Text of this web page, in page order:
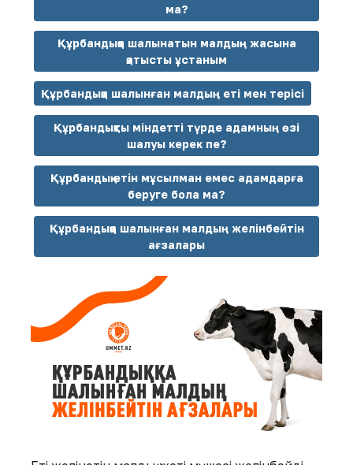
ма?
Құрбандыққа шалынатын малдың жасына
қатысты ұстаным
Құрбандыққа шалынған малдың еті мен терісі
Құрбандықты міндетті түрде адамның өзі
шалуы керек пе?
Құрбандық етін мұсылман емес адамдарға
беруге бола ма?
Құрбандыққа шалынған малдың желінбейтін
ағзалары